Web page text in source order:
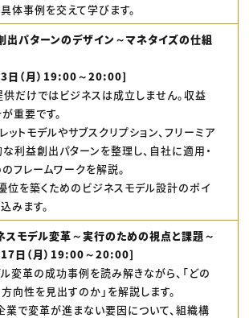
体事例を交えて学びます。
出パターンのデザイン～マネタイズの仕組
日（月）19:00～20:00]
だけではビジネスは成立しません。収益
重要です。
ットモデルやサブスクリプション、フリーミア
利益創出パターンを整理し、自社に適用・
フレームワークを解説。
位を築くためのビジネスモデル設計のポイ
みます。
スモデル変革～実行のための視点と課題～
日（月）19:00～20:00]
変革の成功事例を読み解きながら、「どの
向性を見出すのか」を解説します。
業で変革が進まない要因について、組織構